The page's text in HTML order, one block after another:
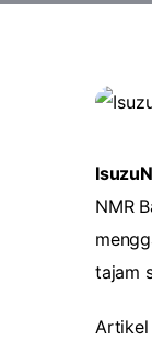
NMR
tajam
Artikel